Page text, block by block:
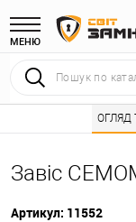
МЕНЮ
Інтернет магазин
Завіс
Артикул: 11552
ОГЛЯД